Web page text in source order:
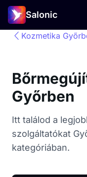
Salonic
Kozmetika
Győrben
Itt találod a
szolgáltatókat
kategóriában.